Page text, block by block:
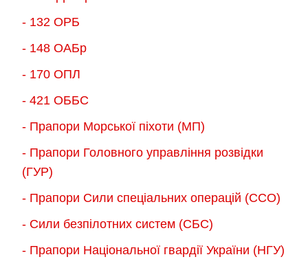
- 132 ОРБ
- 148 ОАБр
- 170 ОПЛ
- 421 ОББС
- Прапори Морської піхоти (МП)
- Прапори Головного управління розвідки
(ГУР)
- Прапори Сили спеціальних операцій (ССО)
- Сили безпілотних систем (СБС)
- Прапори Національної гвардії України (НГУ)